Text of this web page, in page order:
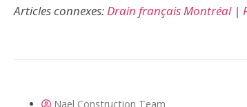
Articles connexes:Drain français Montréal|
Nael Construction Team